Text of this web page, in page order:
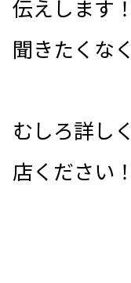
伝えします
聞きたくな
むしろ詳し
店ください